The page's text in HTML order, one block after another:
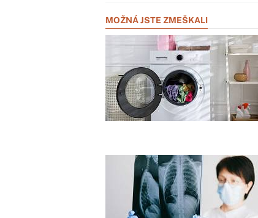
MOŽNÁ JSTE ZMEŠKALI